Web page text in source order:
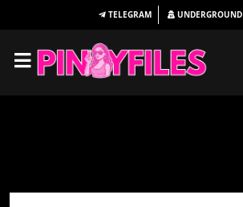
TELEGRAM UNDERGROUND